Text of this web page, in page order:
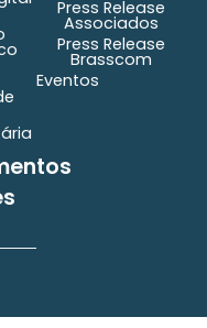
Press Release
Associados
Press Release
Brasscom
Eventos